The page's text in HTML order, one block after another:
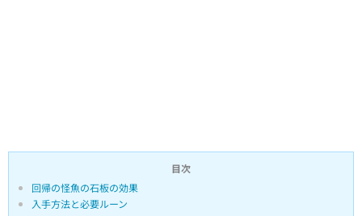
目次
回帰の怪魚の石板の効果
入手方法と必要ルーン